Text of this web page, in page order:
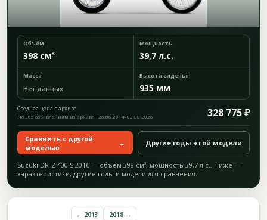
Объём
398 см³
Мощность
39,7 л.с.
Масса
Нет данных
Высота сиденья
935 мм
Средняя цена в архиве 328 775 ₽
По 365 объявлениям из архива · 26.06.2014–02.08.2026
Сравнить с другой
моделью
→ Другие годы этой модели
Suzuki DR-Z 400 S 2016 — объём 398 см³, мощность 39,7 л.с.. Ниже —
характеристики, другие годы и модели для сравнения.
← 2013 2018 →